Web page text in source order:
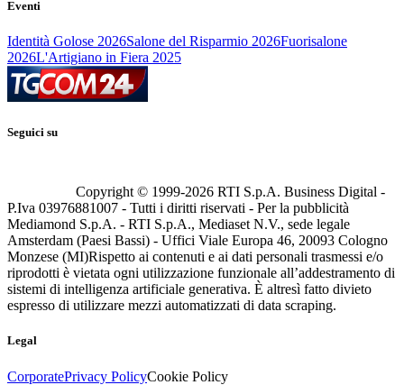
Eventi
Identità Golose 2026Salone del Risparmio 2026Fuorisalone
2026L'Artigiano in Fiera 2025
Seguici su
Copyright © 1999-2026 RTI S.p.A. Business Digital -
P.Iva 03976881007 - Tutti i diritti riservati - Per la pubblicità
Mediamond S.p.A. - RTI S.p.A., Mediaset N.V., sede legale
Amsterdam (Paesi Bassi) - Uffici Viale Europa 46, 20093 Cologno
Monzese (MI)Rispetto ai contenuti e ai dati personali trasmessi e/o
riprodotti è vietata ogni utilizzazione funzionale all’addestramento di
sistemi di intelligenza artificiale generativa. È altresì fatto divieto
espresso di utilizzare mezzi automatizzati di data scraping.
Legal
CorporatePrivacy PolicyCookie Policy